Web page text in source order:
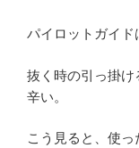
パイロットガイド
抜く時の引っ掛け
辛い。
こう見ると、使